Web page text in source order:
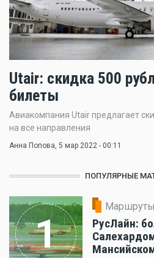
Utair: скидка 500
билеты
Авиакомпания Utair предлагает
на все направления
Анна Попова, 5 мар 2022 - 00:11
ПОПУЛЯРНЫЕ
1
Маршруты
РусЛайн: